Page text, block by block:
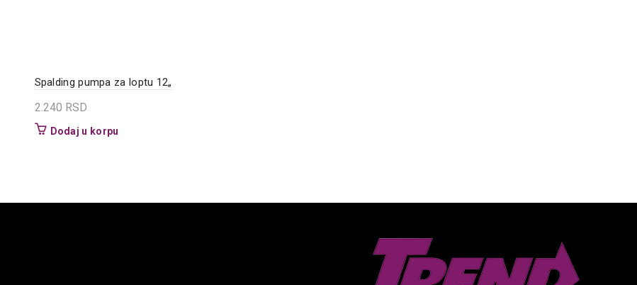
Spalding pumpa za loptu 12„
2.240 RSD
Dodaj u korpu